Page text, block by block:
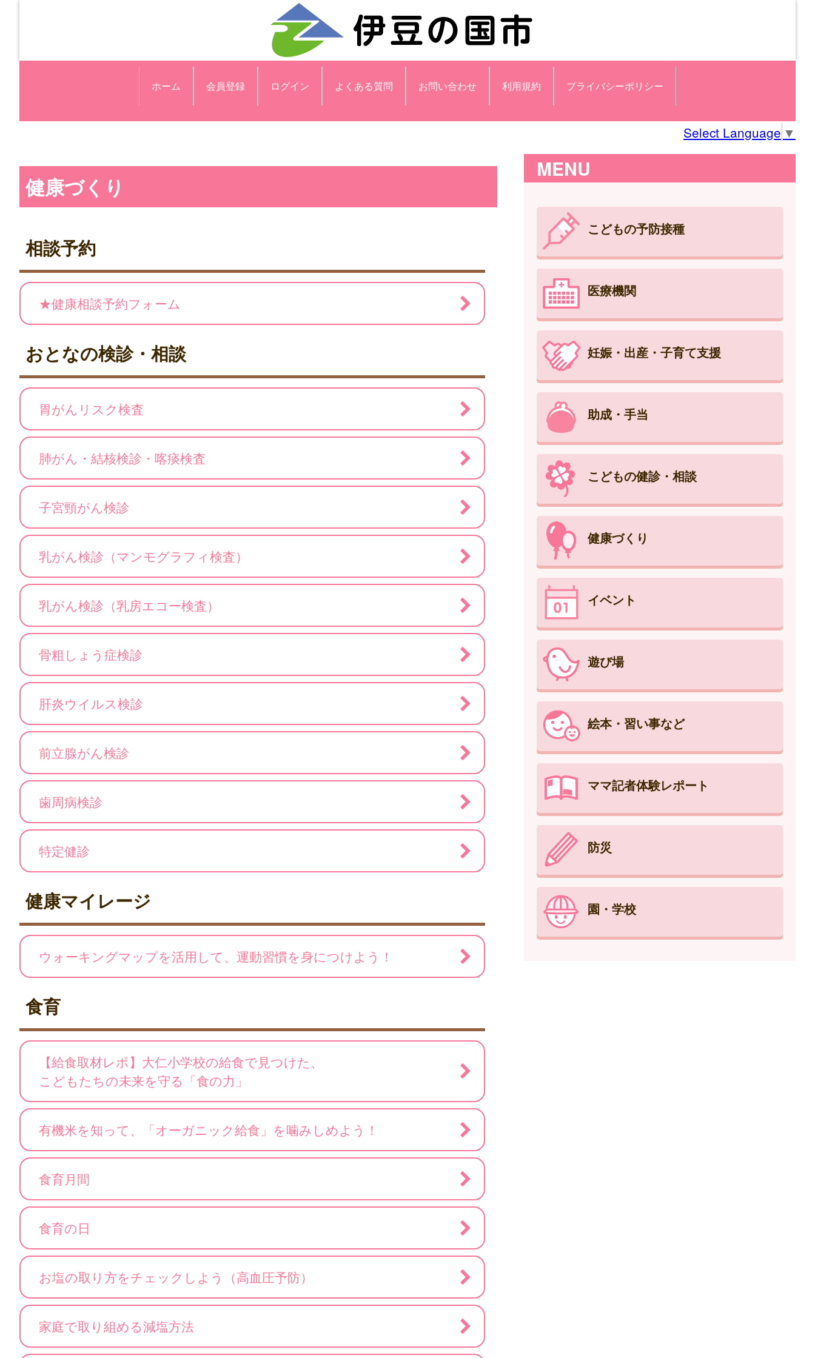
ホーム 会員登録 ログイン よくある質問 お問い合わせ 利用規約 プライバシーポリシー
Select Language ▼
健康づくり
相談予約
★健康相談予約フォーム
おとなの検診・相談
胃がんリスク検査
肺がん・結核検診・喀痰検査
子宮頸がん検診
乳がん検診（マンモグラフィ検査）
乳がん検診（乳房エコー検査）
骨粗しょう症検診
肝炎ウイルス検診
前立腺がん検診
歯周病検診
特定健診
健康マイレージ
ウォーキングマップを活用して、運動習慣を身につけよう！
食育
【給食取材レポ】大仁小学校の給食で見つけた、
こどもたちの未来を守る「食の力」
有機米を知って、「オーガニック給食」を噛みしめよう！
食育月間
食育の日
お塩の取り方をチェックしよう（高血圧予防）
家庭で取り組める減塩方法
MENU
こどもの予防接種
医療機関
妊娠・出産・子育て支援
助成・手当
こどもの健診・相談
健康づくり
イベント
遊び場
絵本・習い事など
ママ記者体験レポート
防災
園・学校